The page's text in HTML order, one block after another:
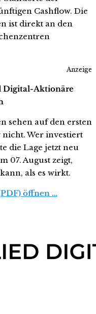
Cashflow. Die
ist direkt an den
Anzeige
Digital-Aktionäre
sehen auf den ersten
nicht. Wer investiert
die Lage jetzt neu
07. August zeigt,
als es wirkt.
öffnen …